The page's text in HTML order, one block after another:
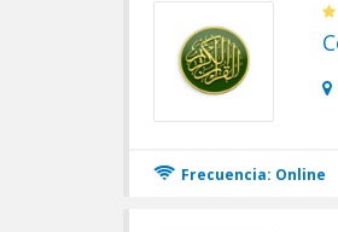
Frecuencia: Online